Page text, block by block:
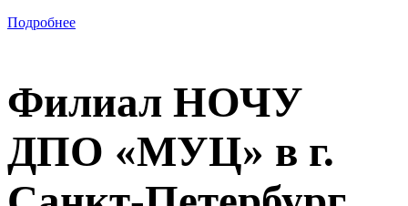
Подробнее
Филиал НОЧУ
ДПО «МУЦ» в г.